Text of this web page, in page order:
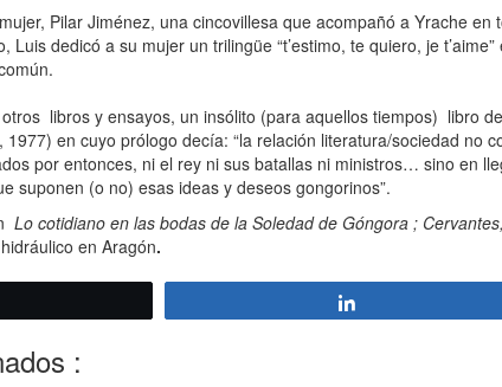
Pilar Jiménez, una cincovillesa que acompañó a Yrache
Luis dedicó a su mujer un trilingüe “t’estimo, te quiero, je
libros y ensayos, un insólito (para aquellos tiempos) libro
en cuyo prólogo decía: “la relación literatura/sociedad no
por entonces, ni el rey ni sus batallas ni ministros… sino en
suponen (o no) esas ideas y deseos gongorinos”.
Lo cotidiano en las bodas de la Soledad de Góngora ;
en Aragón.
: